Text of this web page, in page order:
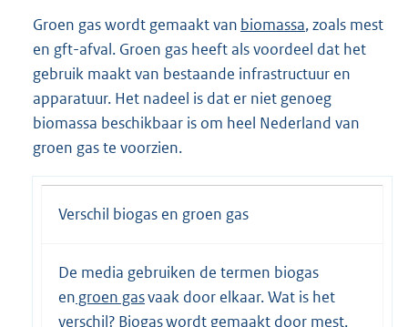
Groen gas wordt gemaakt van biomassa, zoals mest
en gft-afval. Groen gas heeft als voordeel dat het
gebruik maakt van bestaande infrastructuur en
apparatuur. Het nadeel is dat er niet genoeg
biomassa beschikbaar is om heel Nederland van
groen gas te voorzien.
Verschil biogas en groen gas
De media gebruiken de termen biogas
en groen gasvaak door elkaar. Wat is het
verschil? Biogaswordt gemaakt door mest,